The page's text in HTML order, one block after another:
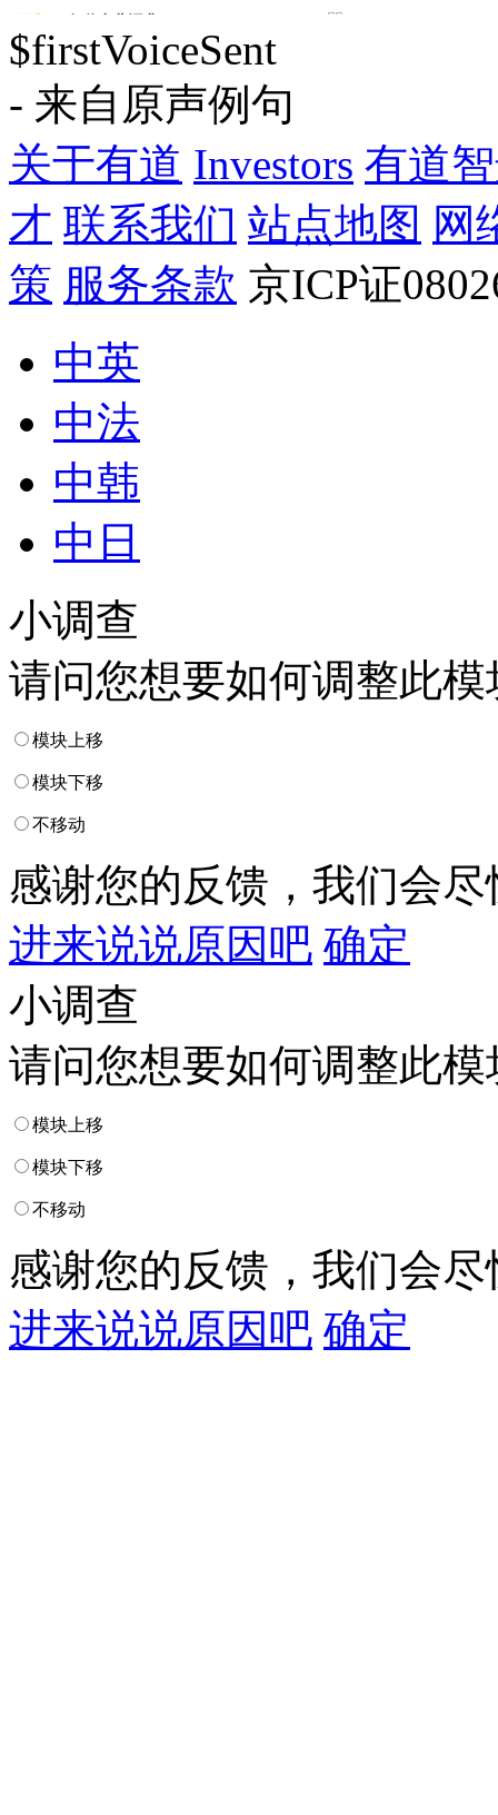
$firstVoiceSent
- 来自原声例句
关于有道 Investors 有道
才 联系我们 站点地图 网
策 服务条款 京ICP证
中英
中法
中韩
中日
小调查
请问您想要如何调整此模
模块上移
模块下移
不移动
感谢您的反馈，我们会
进来说说原因吧 确定
小调查
请问您想要如何调整此模
模块上移
模块下移
不移动
感谢您的反馈，我们会
进来说说原因吧 确定